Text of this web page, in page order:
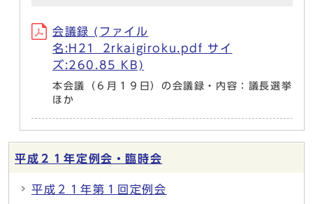
会議録 (ファイル
名:H21_2rkaigiroku.pdf サイ
ズ:260.85 KB)
本会議（６月１９日）の会議録・内容：議長選挙
ほか
平成２１年定例会・臨時会
平成２１年第１回定例会